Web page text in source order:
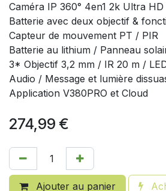
Caméra IP 360° 4en1 2k Ultra
Batterie avec deux objectif &
Capteur de mouvement PT / PIR
Batterie au lithium / Panneau
3* Objectif 3,2 mm / IR 20 m /
Audio / Message et lumière
Application V380PRO et Cloud
274,99 €
Ajouter au panier